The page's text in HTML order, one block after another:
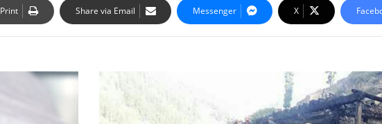
X
Messenger
Share via Email
Print
ک